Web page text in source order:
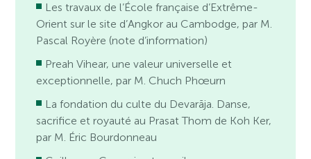
Les travaux de l’École française d’Extrême-
Orient sur le site d’Angkor au Cambodge, par M.
Pascal Royère (note d’information)
Preah Vihear, une valeur universelle et
exceptionnelle, par M. Chuch Phœurn
La fondation du culte du Devarāja. Danse,
sacrifice et royauté au Prasat Thom de Koh Ker,
par M. Éric Bourdonneau